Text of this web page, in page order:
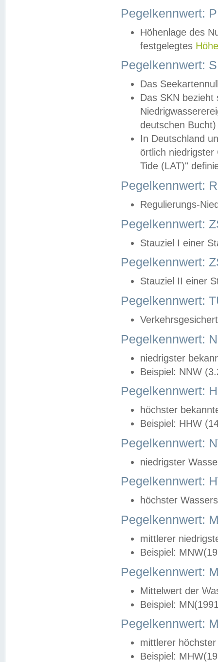
Pegelkennwert:
Höhenlage des
festgelegtes
Pegelkennwert:
Das
Das SKN
deutschen
In Deutschland
örtlich
Tide (LAT)"
Pegelkennwert:
Regulierungs-
Pegelkennwert:
Stauziel I einer
Pegelkennwert:
Stauziel II einer
Pegelkennwert:
Pegelkennwert:
niedrigster
Beispiel: NNW
Pegelkennwert:
höchster
Beispiel: HHW
Pegelkennwert:
niedrigster
Pegelkennwert:
höchster
Pegelkennwert:
mittlerer
Beispiel:
Pegelkennwert:
Mittelwert der
Beispiel:
Pegelkennwert:
mittlerer
Beispiel: